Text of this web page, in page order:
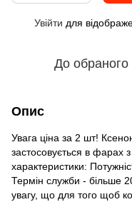
Увійти для
До обраного
Опис
Увага ціна за 2 шт!
застосовується в фарах
характеристики:
Термін служби - більше
увагу, що для того щоб